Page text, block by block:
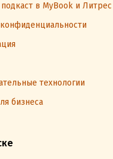
подкаст в MyBook и Литрес
технологии
бизнеса